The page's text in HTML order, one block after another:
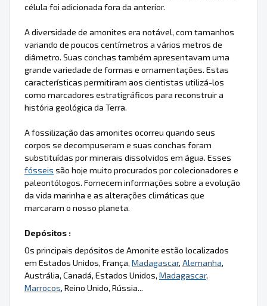
célula foi adicionada fora da anterior.
A diversidade de amonites era notável, com tamanhos
variando de poucos centímetros a vários metros de
diâmetro. Suas conchas também apresentavam uma
grande variedade de formas e ornamentações. Estas
características permitiram aos cientistas utilizá-los
como marcadores estratigráficos para reconstruir a
história geológica da Terra.
A fossilização das amonites ocorreu quando seus
corpos se decompuseram e suas conchas foram
substituídas por minerais dissolvidos em água. Esses
fósseis são hoje muito procurados por colecionadores e
paleontólogos. Fornecem informações sobre a evolução
da vida marinha e as alterações climáticas que
marcaram o nosso planeta.
Depósitos :
Os principais depósitos de Amonite estão localizados
em Estados Unidos, França, Madagascar, Alemanha,
Austrália, Canadá, Estados Unidos, Madagascar,
Marrocos, Reino Unido, Rússia...